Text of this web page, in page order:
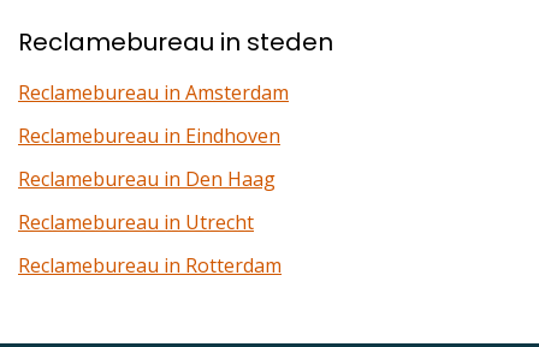
Reclamebureau in steden
Reclamebureau in Amsterdam
Reclamebureau in Eindhoven
Reclamebureau in Den Haag
Reclamebureau in Utrecht
Reclamebureau in Rotterdam